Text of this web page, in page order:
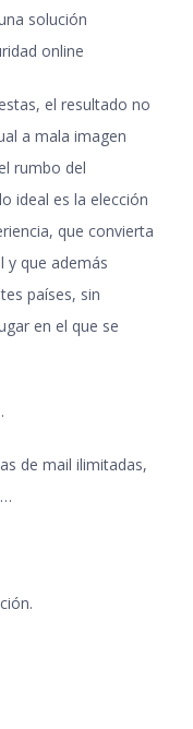
solución
online
el resultado no
a mala imagen
rumbo del
ideal es la elección
que convierta
y que además
países, sin
en el que se
de mail ilimitadas,